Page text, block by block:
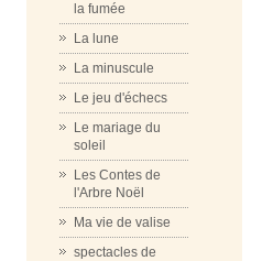
la fumée
La lune
La minuscule
Le jeu d'échecs
Le mariage du
soleil
Les Contes de
l'Arbre Noël
Ma vie de valise
spectacles de